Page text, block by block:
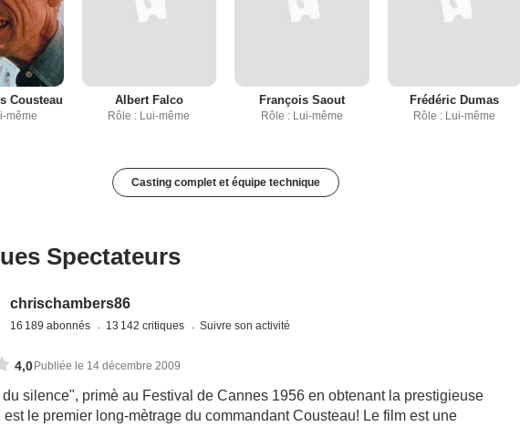
Cousteau
même
Albert Falco
Rôle : Lui-même
François Saout
Rôle : Lui-même
Frédéric Dumas
Rôle : Lui-même
Casting complet et équipe technique
Spectateurs
chrischambers86
16 189 abonnés 13 142 critiques Suivre son activité
4,0 Publiée le 14 décembre 2009
silence", primè au Festival de Cannes 1956 en obtenant la prestigieuse
est le premier long-mètrage du commandant Cousteau! Le film est une